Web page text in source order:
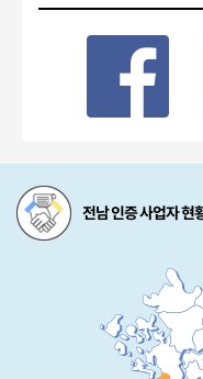
전남 인증 사업자 현